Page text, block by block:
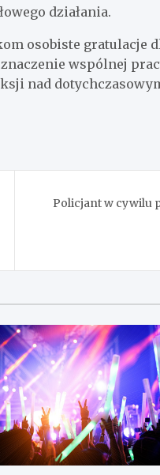
działania.
osobiste gratulacje
wspólnej
nad
Policjant w cywilu